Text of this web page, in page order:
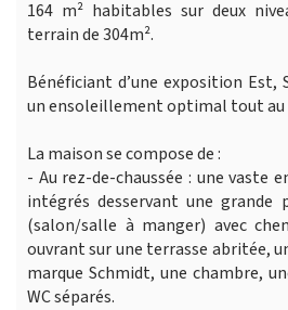
164 m² habitables sur deux
terrain de 304m².
Bénéficiant d’une exposition Est,
un ensoleillement optimal tout au
La maison se compose de :
- Au rez-de-chaussée : une vaste
intégrés desservant une grande
(salon/salle à manger) avec
ouvrant sur une terrasse abritée,
marque Schmidt, une chambre,
WC séparés.